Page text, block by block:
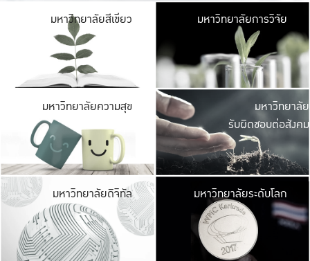
มหาวิทยาลัยสีเขียว มหาวิ
มีพื้นที่เขียวสดใส
เป็นป่าในเมือง เกษต
มหาวิทยาลัยการวิจัย
มหาวิทยาลัยความสุข มหาวิ
ค
เปิดประ
และพบเรื่องราวใ
มหาวิทยาลัย
รับผิดชอบต่อสังคม
มหาวิทยาลัยดิจิทัล มหาวิ
เปลี่ยนแปลง แล
เพื่อทำง
ระบบสารสนเทศ
มหาวิทยาลัยระดับโลก